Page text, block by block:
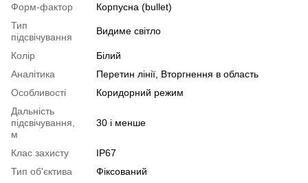
Форм-фактор
Корпусна (bullet)
Тип
підсвічування
Видиме світло
Колір
Білий
Аналітика
Перетин лінії, Вторгнення в область
Особливості
Коридорний режим
Дальність
підсвічування,
м
30 і менше
Клас захисту
IP67
Тип об'єктива
Фіксований